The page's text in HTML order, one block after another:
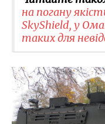
на погану
SkyShield, у
таких для